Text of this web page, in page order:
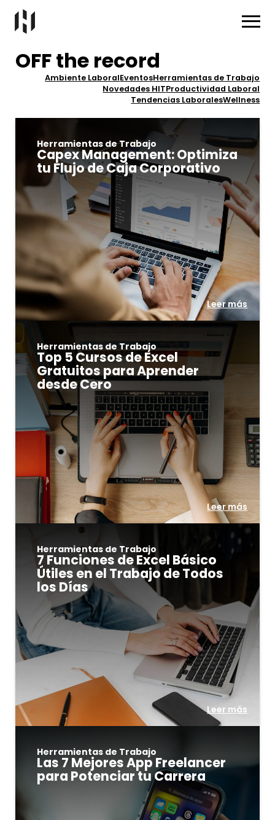
OFF the record
Ambiente LaboralEventosHerramientas de Trabajo
Novedades HITProductividad Laboral
Tendencias LaboralesWellness
Herramientas de Trabajo
Capex Management: Optimiza
tu Flujo de Caja Corporativo
Leer más
Herramientas de Trabajo
Top 5 Cursos de Excel
Gratuitos para Aprender
desde Cero
Leer más
Herramientas de Trabajo
7 Funciones de Excel Básico
Útiles en el Trabajo de Todos
los Días
Leer más
Herramientas de Trabajo
Las 7 Mejores App Freelancer
para Potenciar tu Carrera